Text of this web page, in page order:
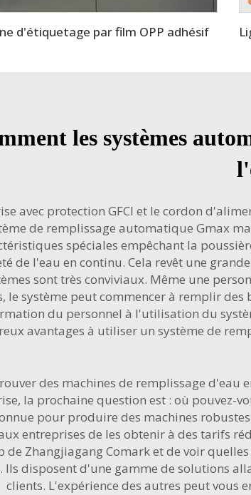
d'étiquetage par film OPP adhésif
les systèmes
avec protection GFCI et le cordon
de remplissage automatique Gmax
spéciales empêchant la
de l'eau en continu. Cela revêt une
sont très conviviaux. Même une
le système peut commencer à remplir
du personnel à l'utilisation du
avantages à utiliser un système de
des machines de remplissage d'eau
la prochaine question est : où pouvez-
pour produire des machines
entreprises de les obtenir à des tarifs
de Zhangjiagang Comark et de voir
Ils disposent d'une gamme de solutions
clients. L'expérience des autres peut vous